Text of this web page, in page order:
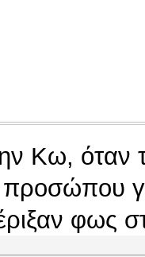
Κω, όταν
φως